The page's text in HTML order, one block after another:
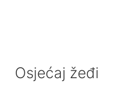
Osjećaj žeđi